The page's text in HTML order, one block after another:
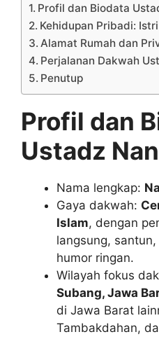
Profil dan Biodata
Kehidupan Pribadi:
Alamat Rumah dan
Perjalanan Dakwah
Penutup
Profil dan
Ustadz
Nama lengkap:
Gaya dakwah:
Islam, dengan
langsung,
humor ringan.
Wilayah fokus
Subang, Jawa
di Jawa Barat
Tambakdahan,